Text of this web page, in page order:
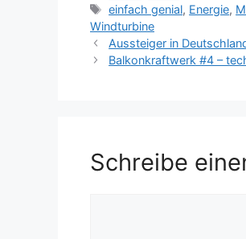
Schlagwörter
einfach genial, Energie,
Windturbine
Aussteiger in
Balkonkraftwerk #4 –
Schreibe